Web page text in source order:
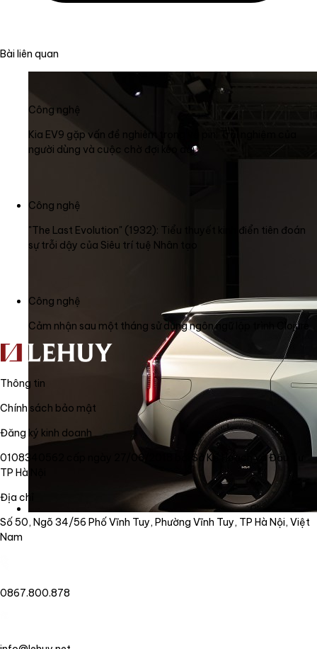
Bài liên quan
Công nghệ
Kia EV9 gặp vấn đề nghiêm trọng về pin: Trải nghiệm của
người dùng và cuộc chờ đợi kéo dài
Công nghệ
"The Last Evolution" (1932): Tiểu thuyết kinh điển tiên đoán
sự trỗi dậy của Siêu trí tuệ Nhân tạo
Công nghệ
Cảm nhận sau một tháng sử dụng ngôn ngữ lập trình Clojure
Thông tin
Chính sách bảo mật
Đăng ký kinh doanh
0108340562 cấp ngày 27/06/2018 bởi Sở Kế Hoạch và Đầu Tư
TP Hà Nội
Địa chỉ
Số 50, Ngõ 34/56 Phố Vĩnh Tuy, Phường Vĩnh Tuy, TP Hà Nội, Việt
Nam
0867.800.878